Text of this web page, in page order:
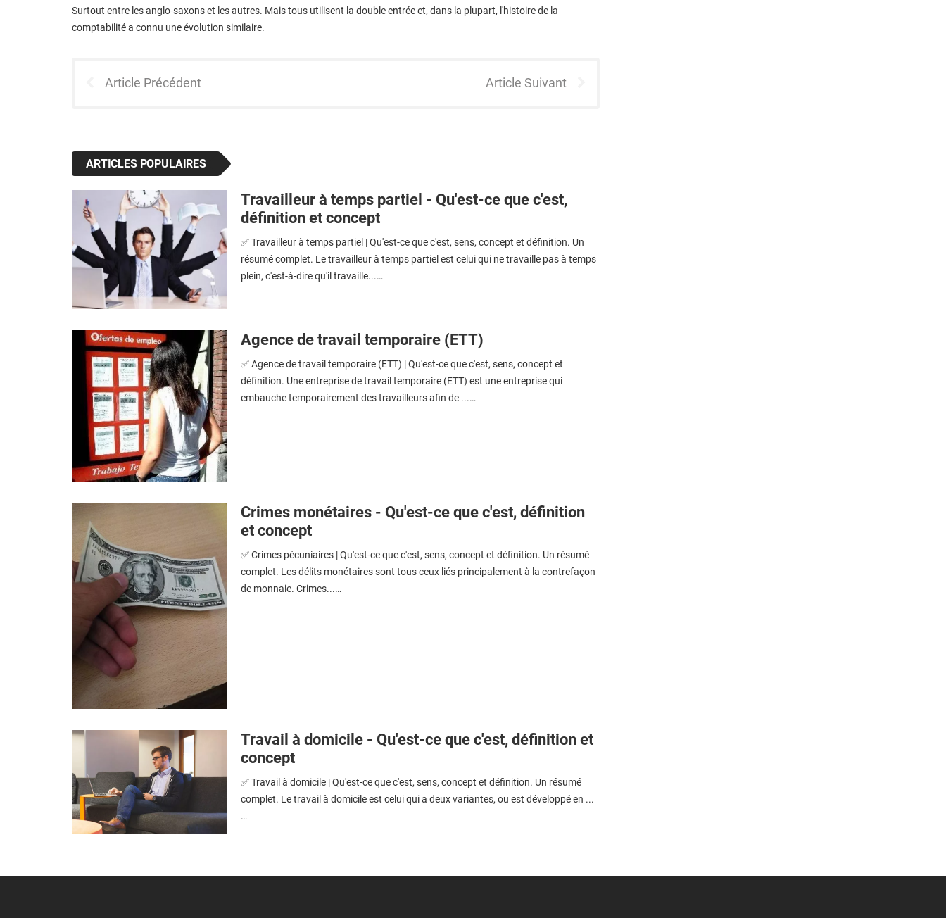
Surtout entre les anglo-saxons et les autres. Mais tous utilisent la double entrée et, dans la plupart, l'histoire de la
comptabilité a connu une évolution similaire.
Article Précédent Article Suivant
ARTICLES POPULAIRES
Travailleur à temps partiel - Qu'est-ce que c'est,
définition et concept
✅ Travailleur à temps partiel | Qu'est-ce que c'est, sens, concept et définition. Un
résumé complet. Le travailleur à temps partiel est celui qui ne travaille pas à temps
plein, c'est-à-dire qu'il travaille...…
Agence de travail temporaire (ETT)
✅ Agence de travail temporaire (ETT) | Qu'est-ce que c'est, sens, concept et
définition. Une entreprise de travail temporaire (ETT) est une entreprise qui
embauche temporairement des travailleurs afin de ...…
Crimes monétaires - Qu'est-ce que c'est, définition
et concept
✅ Crimes pécuniaires | Qu'est-ce que c'est, sens, concept et définition. Un résumé
complet. Les délits monétaires sont tous ceux liés principalement à la contrefaçon
de monnaie. Crimes...…
Travail à domicile - Qu'est-ce que c'est, définition et
concept
✅ Travail à domicile | Qu'est-ce que c'est, sens, concept et définition. Un résumé
complet. Le travail à domicile est celui qui a deux variantes, ou est développé en ...
…